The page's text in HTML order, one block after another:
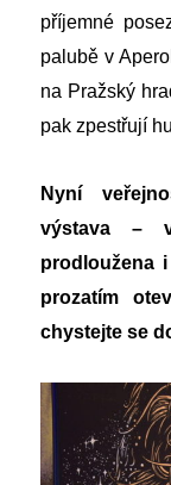
příjemné
palubě v
na Pražský
pak zpestřují
Nyní
výstava –
prodloužena
prozatím
chystejte se